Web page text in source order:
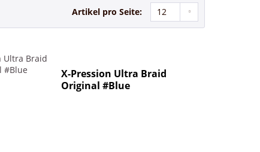
Artikel pro Seite:
X-Pression Ultra Braid
Original #Blue